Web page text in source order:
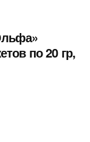
по 20 гр,